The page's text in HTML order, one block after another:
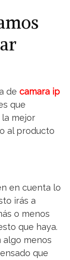
de camara ip
que
la mejor
al producto
en cuenta lo
irás a
o menos
que haya.
algo menos
que